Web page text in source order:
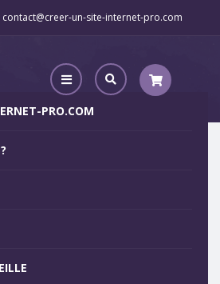
contact@creer-un-site-internet-pro.com
PRO.COM
Enquin-sur-Baillons
pour 29€